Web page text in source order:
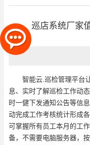
巡店系统厂家
智能云.巡检管理平台
息、实时了解巡检工作动
时一健下发通知公告等信
动完成工作考核统计形成
可掌握所有员工本月的工
备，不需要电脑服务器，